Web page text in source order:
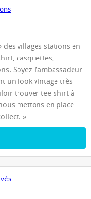
des villages stations en
casquettes,
Soyez l’ambassadeur
un look vintage très
trouver tee-shirt à
mettons en place
»